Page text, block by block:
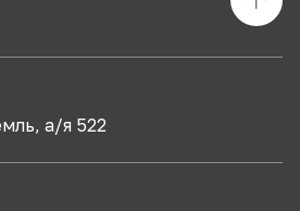
а/я 522